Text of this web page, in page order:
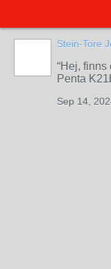
Stein-Tore
Hej, finns
Penta
Sep 14,